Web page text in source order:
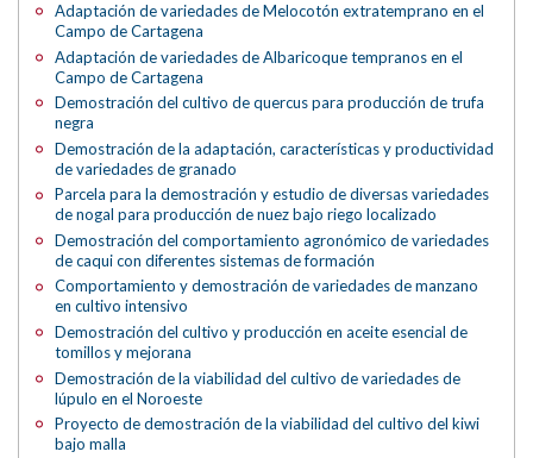
Adaptación de variedades de Melocotón extratemprano en el
Campo de Cartagena
Adaptación de variedades de Albaricoque tempranos en el
Campo de Cartagena
Demostración del cultivo de quercus para producción de trufa
negra
Demostración de la adaptación, características y productividad
de variedades de granado
Parcela para la demostración y estudio de diversas variedades
de nogal para producción de nuez bajo riego localizado
Demostración del comportamiento agronómico de variedades
de caqui con diferentes sistemas de formación
Comportamiento y demostración de variedades de manzano
en cultivo intensivo
Demostración del cultivo y producción en aceite esencial de
tomillos y mejorana
Demostración de la viabilidad del cultivo de variedades de
lúpulo en el Noroeste
Proyecto de demostración de la viabilidad del cultivo del kiwi
bajo malla